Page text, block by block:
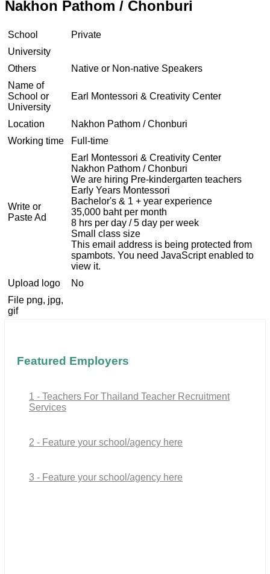
Nakhon Pathom / Chonburi
School
Private
University
Others
Native or Non-native Speakers
Name of
School or
University
Earl Montessori & Creativity Center
Location
Nakhon Pathom / Chonburi
Working time
Full-time
Write or
Paste Ad
Earl Montessori & Creativity Center
Nakhon Pathom / Chonburi
We are hiring Pre-kindergarten teachers
Early Years Montessori
Bachelor's & 1 + year experience
35,000 baht per month
8 hrs per day / 5 day per week
Small class size
This email address is being protected from
spambots. You need JavaScript enabled to
view it.
Upload logo
No
File png, jpg,
gif
Featured Employers
1 - Teachers For Thailand Teacher Recruitment
Services
2 - Feature your school/agency here
3 - Feature your school/agency here